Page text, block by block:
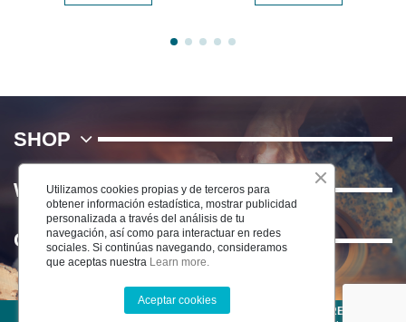
SHOP
WE
Contact us
©2022 CERÁMICA DEL RÍO SALADO S.L . TODOS LOS DERECHOS
Utilizamos cookies propias y de terceros para
obtener información estadística, mostrar publicidad
personalizada a través del análisis de tu
navegación, así como para interactuar en redes
sociales. Si continúas navegando, consideramos
que aceptas nuestra Learn more.
Aceptar cookies